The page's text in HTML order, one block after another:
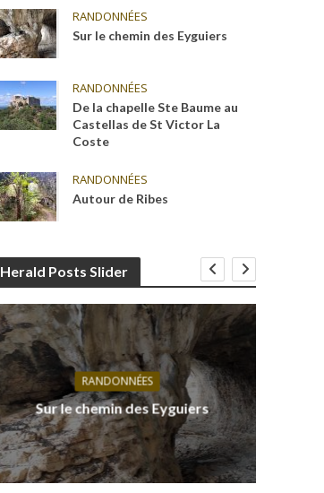
RANDONNÉES
Sur le chemin des Eyguiers
RANDONNÉES
De la chapelle Ste Baume au
Castellas de St Victor La
Coste
RANDONNÉES
Autour de Ribes
Herald Posts Slider
RANDONNÉES
Sur le chemin des Eyguiers